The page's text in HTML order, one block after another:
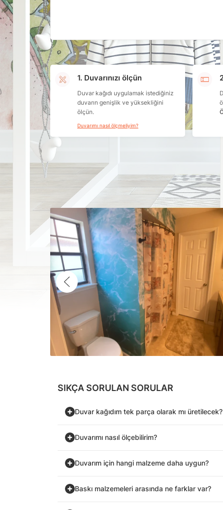
1. Duvarınızı ölçün
Duvar kağıdı uygulamak istediğiniz
duvarın genişlik ve yüksekliğini
ölçün.
Duvarımı nasıl ölçmeliyim?
SIKÇA SORULAN SORULAR
Duvar kağıdım tek parça olarak mı üretilecek?
Duvarımı nasıl ölçebilirim?
Duvarım için hangi malzeme daha uygun?
Baskı malzemeleri arasında ne farklar var?